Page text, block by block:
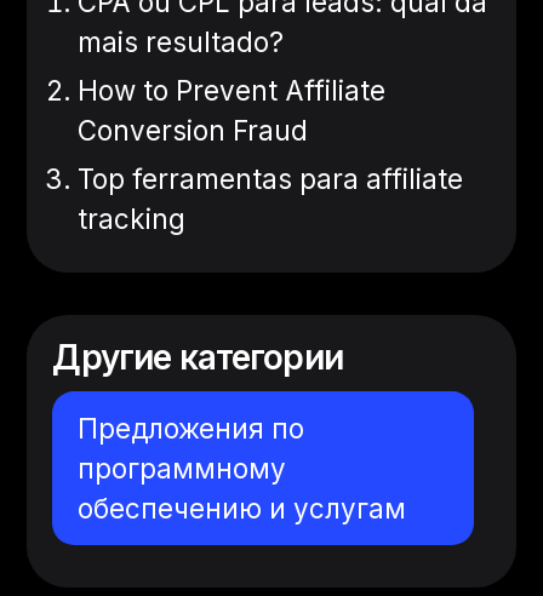
mais resultado?
How to Prevent Affiliate
Conversion Fraud
Top ferramentas para affiliate
tracking
Другие категории
Предложения по
программному
обеспечению и услугам